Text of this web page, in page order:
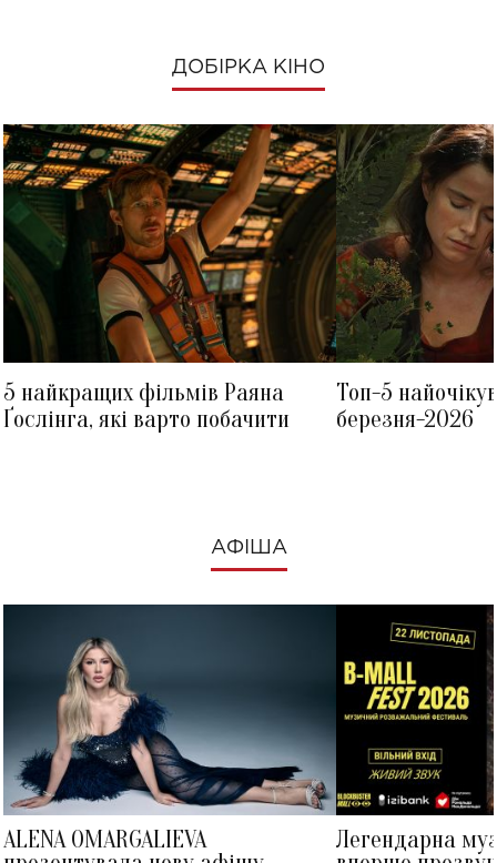
ДОБІРКА КІНО
5 найкращих фільмів Раяна
Ґослінга, які варто побачити
Топ-5
березня-2026
АФІША
ALENA OMARGALIEVA
Легендарна